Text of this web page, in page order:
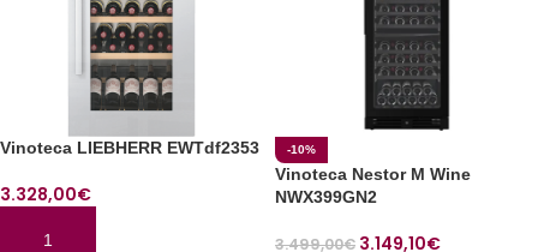
Vinoteca LIEBHERR EWTdf2353
3.328,00€
-10%
Vinoteca Nestor M Wine
NWX399GN2
3.499,00€ 3.149,10€